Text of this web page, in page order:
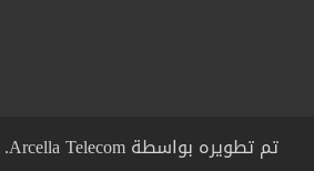
تم تطويره بواسطة Arcella Telecom.